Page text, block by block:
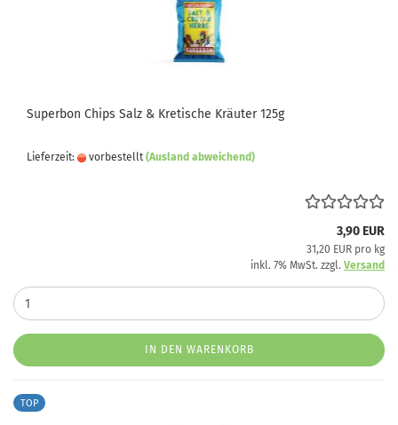
Superbon Chips Salz & Kretische Kräuter 125g
Lieferzeit: vorbestellt (Ausland abweichend)
3,90 EUR
31,20 EUR pro kg
inkl. 7% MwSt. zzgl. Versand
IN DEN WARENKORB
TOP